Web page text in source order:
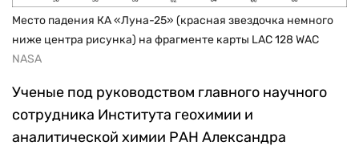
Место падения КА «Луна-25» (красная звездочка немного
ниже центра рисунка) на фрагменте карты LAC 128 WAC
NASA
Ученые под руководством главного научного
сотрудника Института геохимии и
аналитической химии РАН Александра